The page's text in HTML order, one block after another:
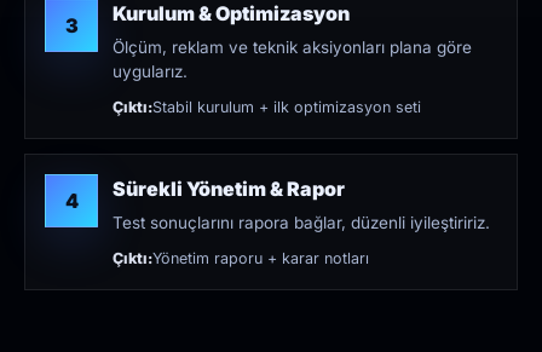
3 Kurulum & Optimizasyon
Ölçüm, reklam ve teknik aksiyonları plana göre
uygularız.
Çıktı:Stabil kurulum + ilk optimizasyon seti
4 Sürekli Yönetim & Rapor
Test sonuçlarını rapora bağlar, düzenli iyileştiririz.
Çıktı:Yönetim raporu + karar notları